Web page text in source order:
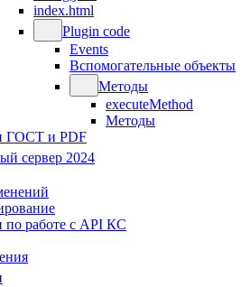
index.html
Plugin code
Events
Вспомогательные объекты
Методы
executeMethod
Методы
ГОСТ и PDF
сервер 2024
по работе с API КС